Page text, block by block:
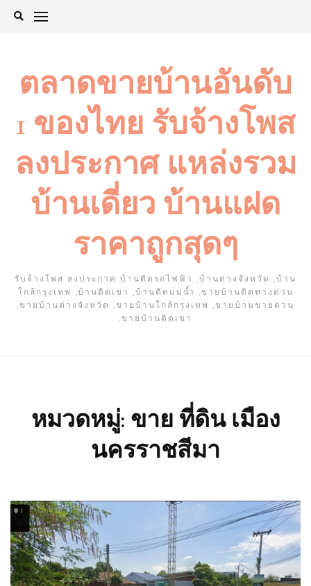
Skip
ตลาดขายบ้านอันดับ
1 ของไทย รับจ้างโพส
ลงประกาศ แหล่งรวม
บ้านเดี่ยว บ้านแฝด
ราคาถูกสุดๆ
รับจ้างโพส ลงประกาศ บ้านติดรถไฟฟ้า ,บ้านต่างจังหวัด ,บ้าน
ใกล้กรุงเทพ ,บ้านติดเขา ,บ้านติดแม่น้ำ ,ขายบ้านติดทางด่วน
,ขายบ้านต่างจังหวัด ,ขายบ้านใกล้กรุงเทพ ,ขายบ้านขายด่วน
,ขายบ้านติดเขา
หมวดหมู่: ขาย ที่ดิน เมือง
นครราชสีมา